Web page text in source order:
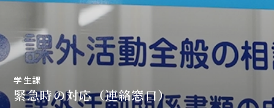
学生課
緊急時の対応（連絡窓口）